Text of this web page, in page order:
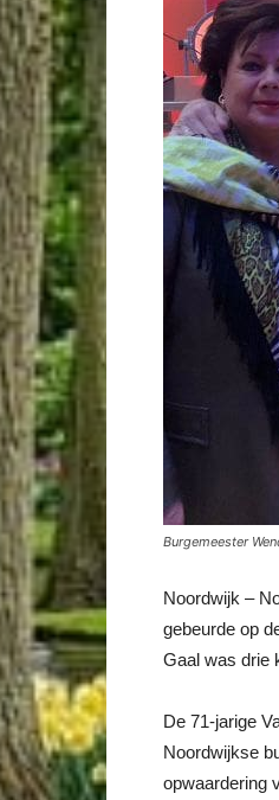
Burgemeester
Noordwijk –
gebeurde op
Gaal was drie
De 71-jarige
Noordwijkse
opwaardering